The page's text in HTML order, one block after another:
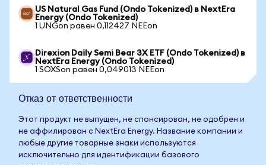
US Natural Gas Fund (Ondo Tokenized) в NextEra
Energy (Ondo Tokenized)
1 UNGon равен 0,112427 NEEon
Direxion Daily Semi Bear 3X ETF (Ondo Tokenized) в
NextEra Energy (Ondo Tokenized)
1 SOXSon равен 0,049013 NEEon
Отказ от ответственности
Этот продукт не выпущен, не спонсирован, не одобрен и
не аффилирован с NextEra Energy. Название компании и
любые другие товарные знаки используются
исключительно для идентификации базового